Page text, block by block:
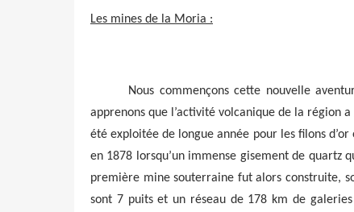
Les mines de la Moria :
Nous commençons cette nouvelle
apprenons que l’activité volcanique de la région
été exploitée de longue année pour les filons
en 1878 lorsqu’un immense gisement de quartz
première mine souterraine fut alors construite,
sont 7 puits et un réseau de 178 km de